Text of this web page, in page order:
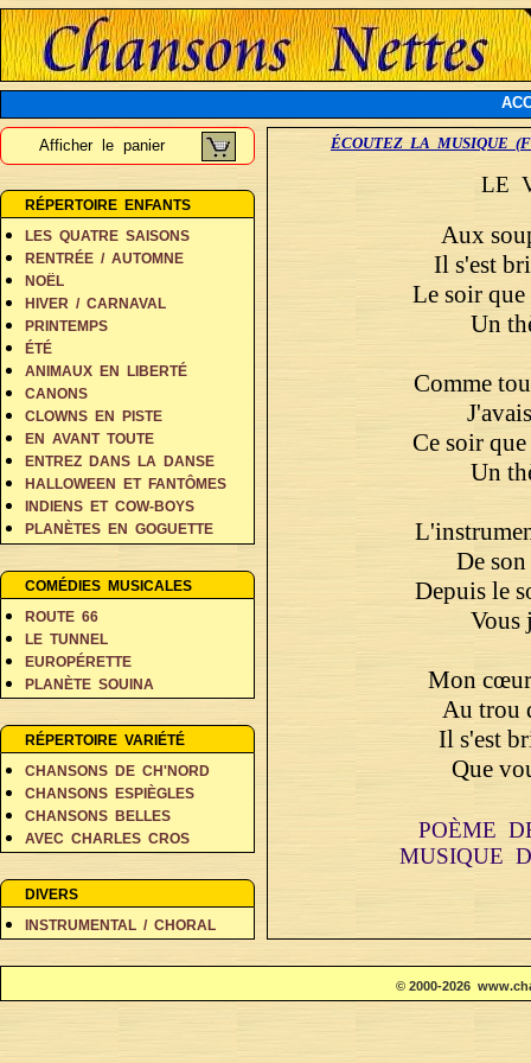
Afficher le panier
RÉPERTOIRE ENFANTS
LES QUATRE SAISONS
RENTRÉE / AUTOMNE
NOËL
HIVER / CARNAVAL
PRINTEMPS
ÉTÉ
ANIMAUX EN LIBERTÉ
CANONS
CLOWNS EN PISTE
EN AVANT TOUTE
ENTREZ DANS LA DANSE
HALLOWEEN ET FANTÔMES
INDIENS ET COW-BOYS
PLANÈTES EN GOGUETTE
RÊVES ET FANTAISIE
COMÉDIES MUSICALES
ROUTE 66
LE TUNNEL
EUROPÉRETTE
PLANÈTE SOUINA
RÉPERTOIRE VARIÉTÉ
CHANSONS DE CH'NORD
CHANSONS ESPIÈGLES
CHANSONS BELLES
AVEC CHARLES CROS
COIN DES POÈTES E-L
COIN DES POÈTES M-V
DIVERS
INSTRUMENTAL / CHORAL
ÉCOUTEZ LA MUSIQUE
LE
Aux
Il s'est
Le soir que
Un
Comme
Ce soir
Un
De
Depuis le
Vous
Mon cœur
Au trou
Il s'est
Que
POÈME
MUSIQUE
© 2000-2026